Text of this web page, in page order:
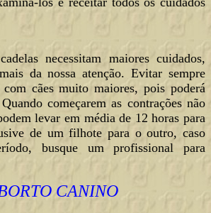
necessitam maiores cuidados,
da nossa atenção. Evitar sempre
com cães muito maiores, pois poderá
começarem as contrações não
levar em média de 12 horas para
de um filhote para o outro, caso
busque um profissional para
CANINO